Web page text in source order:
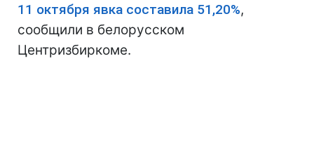
11 октября явка составила 51,20%,
сообщили в белорусском
Центризбиркоме.